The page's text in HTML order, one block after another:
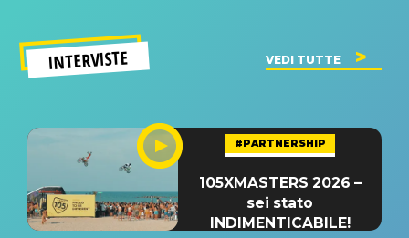
INTERVISTE VEDI TUTTE
#PARTNERSHIP
105XMASTERS 2026 –
sei stato
INDIMENTICABILE!